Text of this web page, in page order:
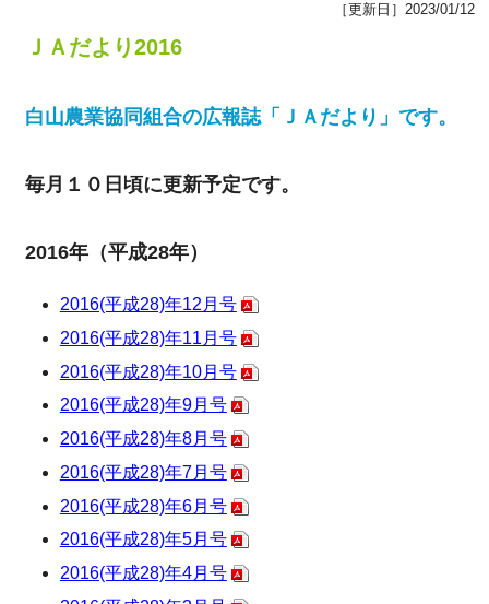
ＪＡだより2016
［更新日］2023/01/12
白山農業協同組合の広報誌「ＪＡだより」です。
毎月１０日頃に更新予定です。
2016年（平成28年）
2016(平成28)年12月号
2016(平成28)年11月号
2016(平成28)年10月号
2016(平成28)年9月号
2016(平成28)年8月号
2016(平成28)年7月号
2016(平成28)年6月号
2016(平成28)年5月号
2016(平成28)年4月号